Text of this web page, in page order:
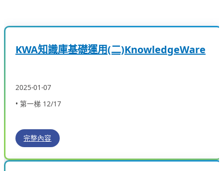
KWA知識庫基礎運用(二)KnowledgeWare
2025-01-07
• 第一梯 12/17
完整內容